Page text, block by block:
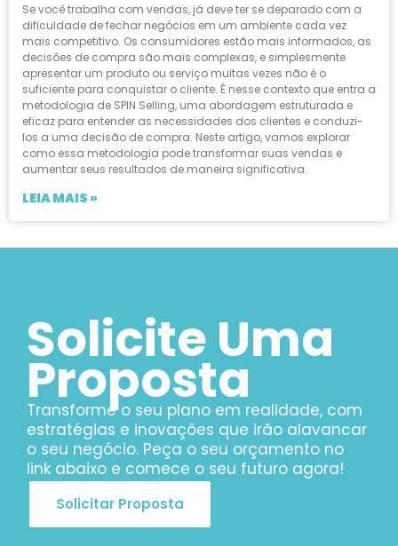
Se você trabalha com vendas, já deve ter se deparado com a
dificuldade de fechar negócios em um ambiente cada vez
mais competitivo. Os consumidores estão mais informados, as
decisões de compra são mais complexas, e simplesmente
apresentar um produto ou serviço muitas vezes não é o
suficiente para conquistar o cliente. É nesse contexto que entra a
metodologia de SPIN Selling, uma abordagem estruturada e
eficaz para entender as necessidades dos clientes e conduzi-
los a uma decisão de compra. Neste artigo, vamos explorar
como essa metodologia pode transformar suas vendas e
aumentar seus resultados de maneira significativa.
LEIA MAIS »
Solicite Uma
Proposta
Transforme o seu plano em realidade, com
estratégias e inovações que irão alavancar
o seu negócio. Peça o seu orçamento no
link abaixo e comece o seu futuro agora!
Solicitar Proposta